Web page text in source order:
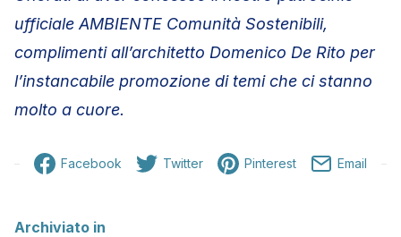
ufficiale AMBIENTE Comunità Sostenibili,
complimenti all’architetto Domenico De Rito per
l’instancabile promozione di temi che ci stanno
molto a cuore.
Facebook Twitter Pinterest Email
Archiviato in